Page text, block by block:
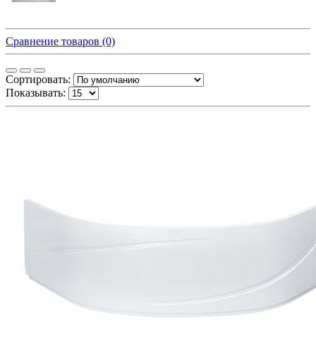
Сравнение товаров (0)
Сортировать:
Показывать: